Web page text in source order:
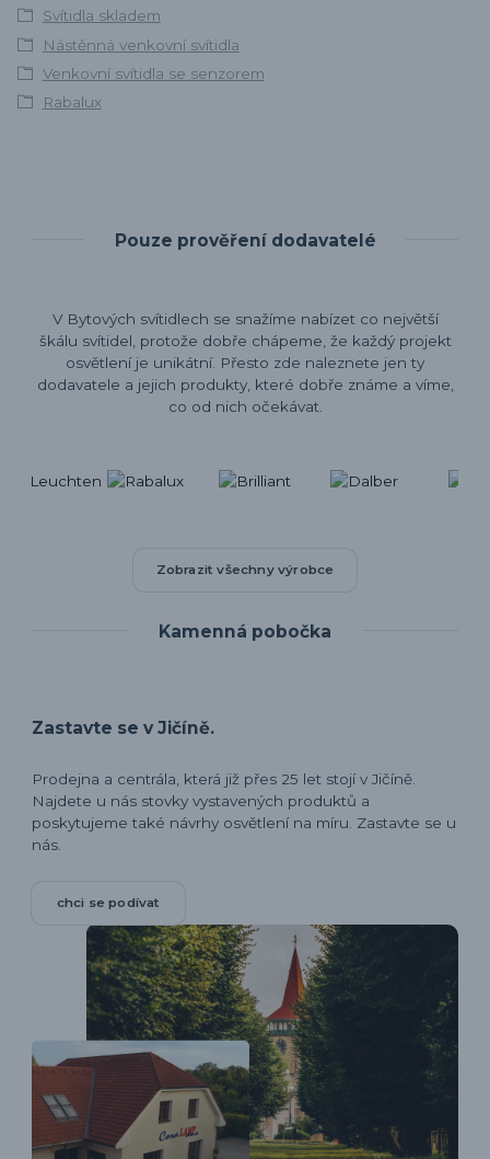
Svítidla skladem
Nástěnná venkovní svítidla
Venkovní svítidla se senzorem
Rabalux
Pouze prověření dodavatelé
V Bytových svítidlech se snažíme nabízet co největší
škálu svítidel, protože dobře chápeme, že každý projekt
osvětlení je unikátní. Přesto zde naleznete jen ty
dodavatele a jejich produkty, které dobře známe a víme,
co od nich očekávat.
Zobrazit všechny výrobce
Kamenná pobočka
Zastavte se v Jičíně.
Prodejna a centrála, která již přes 25 let stojí v Jičíně.
Najdete u nás stovky vystavených produktů a
poskytujeme také návrhy osvětlení na míru. Zastavte se u
nás.
chci se podívat